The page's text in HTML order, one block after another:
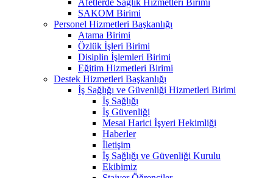
SAKOM Birimi
Personel Hizmetleri Başkanlığı
Atama Birimi
Özlük İşleri Birimi
Disiplin İşlemleri Birimi
Eğitim Hizmetleri Birimi
Destek Hizmetleri Başkanlığı
İş Sağlığı ve Güvenliği Hizmetleri Birimi
İş Sağlığı
İş Güvenliği
Mesai Harici İşyeri Hekimliği
Haberler
İletişim
İş Sağlığı ve Güvenliği Kurulu
Ekibimiz